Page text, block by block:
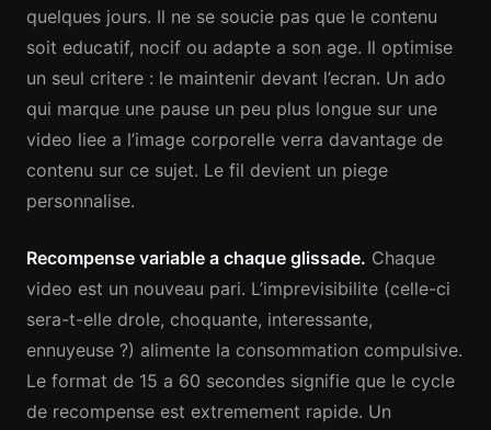
quelques jours. Il ne se soucie pas que le contenu
soit educatif, nocif ou adapte a son age. Il optimise
un seul critere : le maintenir devant l’ecran. Un ado
qui marque une pause un peu plus longue sur une
video liee a l’image corporelle verra davantage de
contenu sur ce sujet. Le fil devient un piege
personnalise.
Recompense variable a chaque glissade. Chaque
video est un nouveau pari. L’imprevisibilite (celle-ci
sera-t-elle drole, choquante, interessante,
ennuyeuse ?) alimente la consommation compulsive.
Le format de 15 a 60 secondes signifie que le cycle
de recompense est extremement rapide. Un